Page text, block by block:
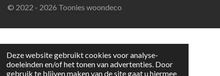
Deze website gebruikt cookies voor analyse-
doeleinden en/of het tonen van advertenties. Door
gebruik te blijven maken van de site gaat u hiermee
© 2022 - 2026 Toonies woondeco